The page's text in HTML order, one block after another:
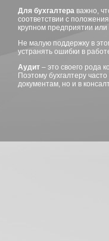
Для бухгалтера важно,
соответствии с
крупном предприятии или
Не малую поддержку в
устранять ошибки в
Аудит – это своего рода
Поэтому бухгалтеру
документам, но и в